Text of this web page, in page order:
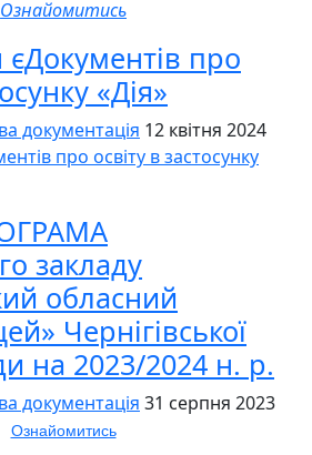
Ознайомитись
про
«Дія»
документація 12 квітня 2024
про освіту в застосунку
закладу
обласний
Чернігівської
на 2023/2024 н. р.
документація 31 серпня 2023
Ознайомитись